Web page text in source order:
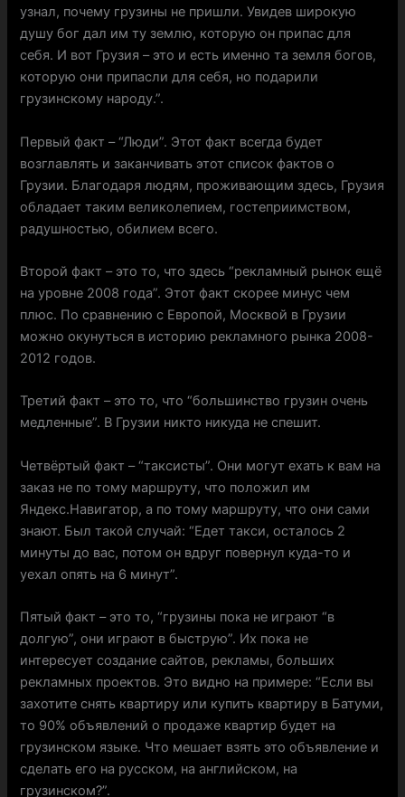
узнал, почему грузины не пришли. Увидев широкую
душу бог дал им ту землю, которую он припас для
себя. И вот Грузия – это и есть именно та земля богов,
которую они припасли для себя, но подарили
грузинскому народу.”.
Первый факт – “Люди”. Этот факт всегда будет
возглавлять и заканчивать этот список фактов о
Грузии. Благодаря людям, проживающим здесь, Грузия
обладает таким великолепием, гостеприимством,
радушностью, обилием всего.
Второй факт – это то, что здесь “рекламный рынок ещё
на уровне 2008 года”. Этот факт скорее минус чем
плюс. По сравнению с Европой, Москвой в Грузии
можно окунуться в историю рекламного рынка 2008-
2012 годов.
Третий факт – это то, что “большинство грузин очень
медленные”. В Грузии никто никуда не спешит.
Четвёртый факт – “таксисты”. Они могут ехать к вам на
заказ не по тому маршруту, что положил им
Яндекс.Навигатор, а по тому маршруту, что они сами
знают. Был такой случай: “Едет такси, осталось 2
минуты до вас, потом он вдруг повернул куда-то и
уехал опять на 6 минут”.
Пятый факт – это то, “грузины пока не играют “в
долгую”, они играют в быструю”. Их пока не
интересует создание сайтов, рекламы, больших
рекламных проектов. Это видно на примере: “Если вы
захотите снять квартиру или купить квартиру в Батуми,
то 90% объявлений о продаже квартир будет на
грузинском языке. Что мешает взять это объявление и
сделать его на русском, на английском, на
грузинском?”.